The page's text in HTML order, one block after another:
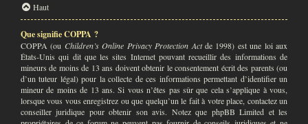
Haut
Que signifie COPPA ?
COPPA (ou Children’s Online Privacy Protection Actde 1998) est une loi aux
États-Unis qui dit que les sites Internet pouvant recueillir des informations de
mineurs de moins de 13 ans doivent obtenir le consentement écrit des parents (ou
d’un tuteur légal) pour la collecte de ces informations permettant d’identifier un
mineur de moins de 13 ans. Si vous n’êtes pas sûr que cela s’applique à vous,
lorsque vous vous enregistrez ou que quelqu’un le fait à votre place, contactez un
conseiller juridique pour obtenir son avis. Notez que phpBB Limited et les